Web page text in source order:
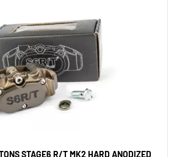
STAGE6 R/T MK2 HARD ANODIZED